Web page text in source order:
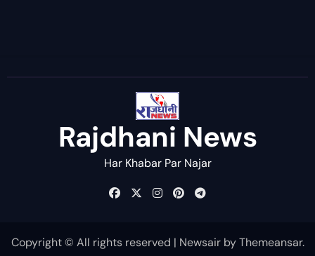
Rajdhani News
Har Khabar Par Najar
Copyright © All rights reserved | NewsairbyThemeansar.